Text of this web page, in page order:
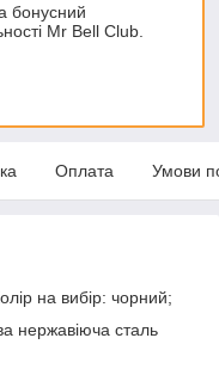
бонусний
Mr Bell Club.
Оплата Умови
на вибір: чорний;
нержавіюча сталь